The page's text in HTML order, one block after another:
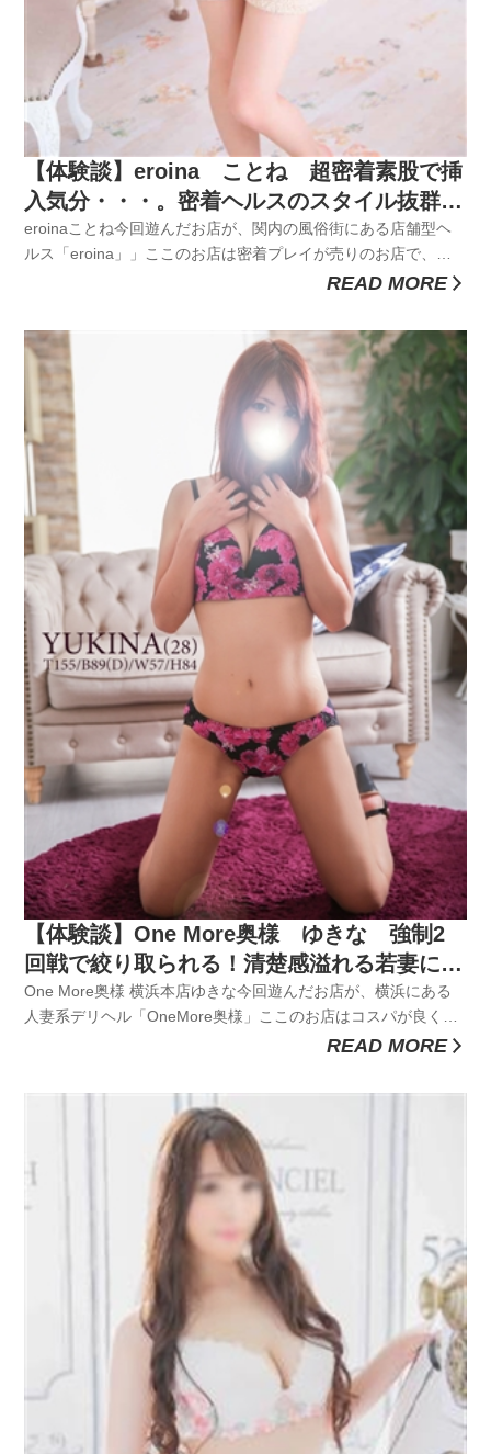
【体験談】eroina ことね 超密着素股で挿
入気分・・・。密着ヘルスのスタイル抜群で
イイ女と濃厚プレイした話聞いとく？
eroinaことね今回遊んだお店が、関内の風俗街にある店舗型ヘ
ルス「eroina」」ここのお店は密着プレイが売りのお店で、女
の子と密着して癒されたかったのでこのお店にすることに即決
手のヘルスグループなので圧倒的な安心感があって良い。他...
READ MORE
【体験談】One More奥様 ゆきな 強制2
回戦で絞り取られる！清楚感溢れる若妻に連
続発射させられた話聞く？
One More奥様 横浜本店ゆきな今回遊んだお店が、横浜にある
人妻系デリヘル「OneMore奥様」ここのお店はコスパが良くて
さらに即尺＆2回戦強制プレイの超男の欲望にコミットするお店
することに即決定One More奥様は横浜以外にも立川、町田...
READ MORE